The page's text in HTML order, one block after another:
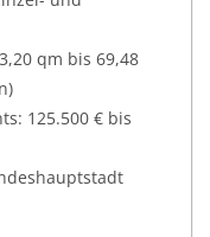
qm bis 69,48
125.500 € bis